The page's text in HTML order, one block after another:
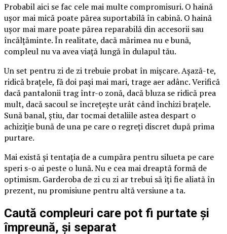
Probabil aici se fac cele mai multe compromisuri. O haină
ușor mai mică poate părea suportabilă în cabină. O haină
ușor mai mare poate părea reparabilă din accesorii sau
încălțăminte. În realitate, dacă mărimea nu e bună,
compleul nu va avea viață lungă în dulapul tău.
Un set pentru zi de zi trebuie probat în mișcare. Așază-te,
ridică brațele, fă doi pași mai mari, trage aer adânc. Verifică
dacă pantalonii trag într-o zonă, dacă bluza se ridică prea
mult, dacă sacoul se încrețește urât când închizi brațele.
Sună banal, știu, dar tocmai detaliile astea despart o
achiziție bună de una pe care o regreți discret după prima
purtare.
Mai există și tentația de a cumpăra pentru silueta pe care
speri s-o ai peste o lună. Nu e cea mai dreaptă formă de
optimism. Garderoba de zi cu zi ar trebui să îți fie aliată în
prezent, nu promisiune pentru altă versiune a ta.
Caută compleuri care pot fi purtate și
împreună, și separat